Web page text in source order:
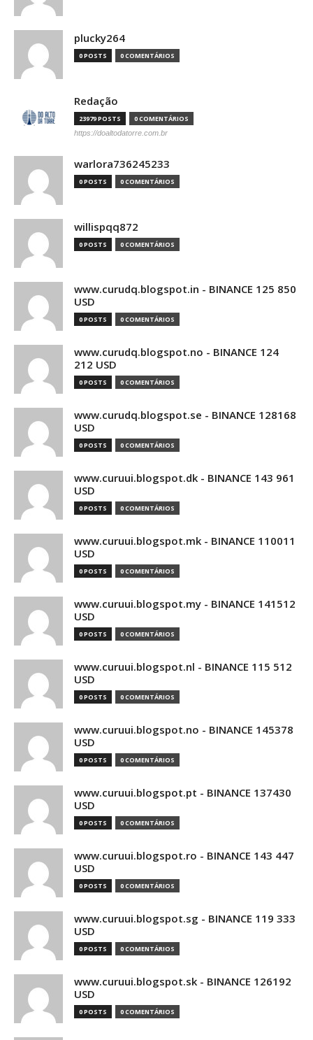
plucky264
0 POSTS 0 COMENTÁRIOS
Redação
23979 POSTS 0 COMENTÁRIOS
https://doaltodatorre.com.br
warlora736245233
0 POSTS 0 COMENTÁRIOS
willispqq872
0 POSTS 0 COMENTÁRIOS
www.curudq.blogspot.in - BINANCE 125 850
USD
0 POSTS 0 COMENTÁRIOS
www.curudq.blogspot.no - BINANCE 124
212 USD
0 POSTS 0 COMENTÁRIOS
www.curudq.blogspot.se - BINANCE 128168
USD
0 POSTS 0 COMENTÁRIOS
www.curuui.blogspot.dk - BINANCE 143 961
USD
0 POSTS 0 COMENTÁRIOS
www.curuui.blogspot.mk - BINANCE 110011
USD
0 POSTS 0 COMENTÁRIOS
www.curuui.blogspot.my - BINANCE 141512
USD
0 POSTS 0 COMENTÁRIOS
www.curuui.blogspot.nl - BINANCE 115 512
USD
0 POSTS 0 COMENTÁRIOS
www.curuui.blogspot.no - BINANCE 145378
USD
0 POSTS 0 COMENTÁRIOS
www.curuui.blogspot.pt - BINANCE 137430
USD
0 POSTS 0 COMENTÁRIOS
www.curuui.blogspot.ro - BINANCE 143 447
USD
0 POSTS 0 COMENTÁRIOS
www.curuui.blogspot.sg - BINANCE 119 333
USD
0 POSTS 0 COMENTÁRIOS
www.curuui.blogspot.sk - BINANCE 126192
USD
0 POSTS 0 COMENTÁRIOS